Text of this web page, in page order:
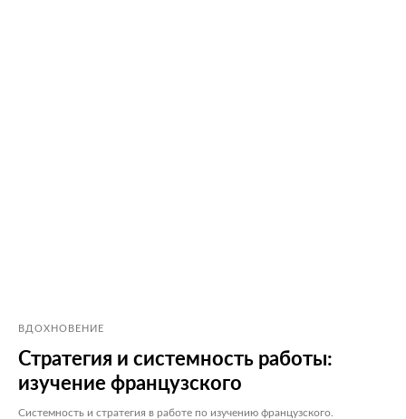
ВДОХНОВЕНИЕ
Стратегия и системность работы:
изучение французского
Системность и стратегия в работе по изучению французского.